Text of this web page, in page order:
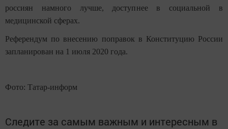
россиян намного лучше, доступнее в социальной в
медицинской сферах.
Референдум по внесению поправок в Конституцию России
запланирован на 1 июля 2020 года.
Фото: Татар-информ
Следите за самым важным и интересным в